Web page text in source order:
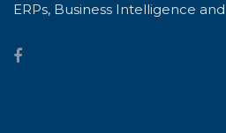
ERPs, Business Intelligence